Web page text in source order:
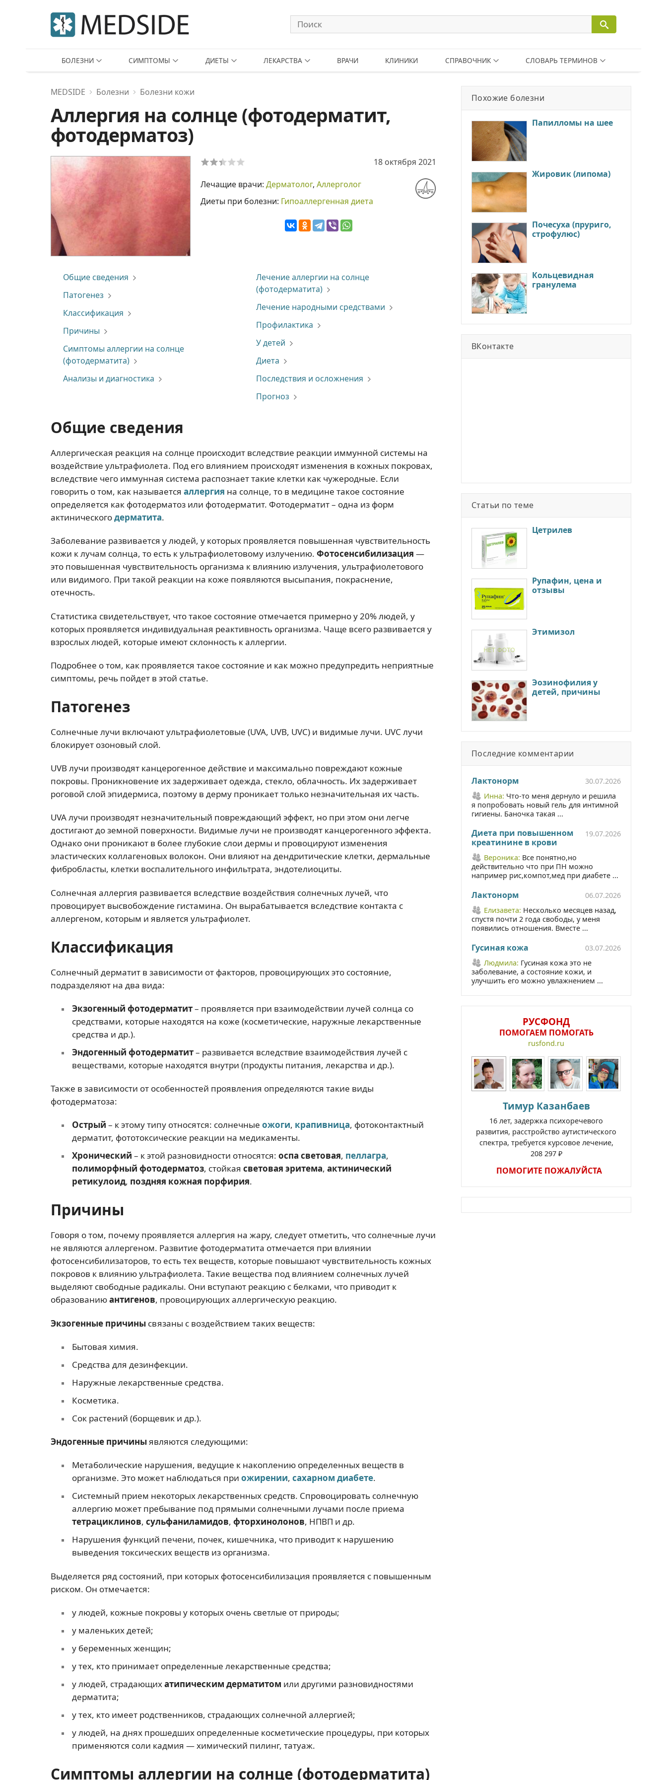
БОЛЕЗНИ СИМПТОМЫ ДИЕТЫ ЛЕКАРСТВА ВРАЧИ КЛИНИКИ СПРАВОЧНИК СЛОВАРЬ ТЕРМИНОВ
MEDSIDE Болезни Болезни кожи
Аллергия на солнце (фотодерматит,
фотодерматоз)
18 октября 2021
Лечащие врачи: Дерматолог, Аллерголог
Диеты при болезни: Гипоаллергенная диета
Общие сведения
Патогенез
Классификация
Причины
Симптомы аллергии на солнце
(фотодерматита)
Анализы и диагностика
Лечение аллергии на солнце
(фотодерматита)
Лечение народными средствами
Профилактика
У детей
Диета
Последствия и осложнения
Прогноз
Общие сведения
Аллергическая реакция на солнце происходит вследствие реакции иммунной системы на
воздействие ультрафиолета. Под его влиянием происходят изменения в кожных покровах,
вследствие чего иммунная система распознает такие клетки как чужеродные. Если
говорить о том, как называется аллергия на солнце, то в медицине такое состояние
определяется как фотодерматоз или фотодерматит. Фотодерматит – одна из форм
актиническогодерматита.
Заболевание развивается у людей, у которых проявляется повышенная чувствительность
кожи к лучам солнца, то есть к ультрафиолетовому излучению. Фотосенсибилизация —
это повышенная чувствительность организма к влиянию излучения, ультрафиолетового
или видимого. При такой реакции на коже появляются высыпания, покраснение,
отечность.
Статистика свидетельствует, что такое состояние отмечается примерно у 20% людей, у
которых проявляется индивидуальная реактивность организма. Чаще всего развивается у
взрослых людей, которые имеют склонность к аллергии.
Подробнее о том, как проявляется такое состояние и как можно предупредить неприятные
симптомы, речь пойдет в этой статье.
Патогенез
Солнечные лучи включают ультрафиолетовые (UVA, UVB, UVC) и видимые лучи. UVC лучи
блокирует озоновый слой.
UVB лучи производят канцерогенное действие и максимально повреждают кожные
покровы. Проникновение их задерживает одежда, стекло, облачность. Их задерживает
роговой слой эпидермиса, поэтому в дерму проникает только незначительная их часть.
UVA лучи производят незначительный повреждающий эффект, но при этом они легче
достигают до земной поверхности. Видимые лучи не производят канцерогенного эффекта.
Однако они проникают в более глубокие слои дермы и провоцируют изменения
эластических коллагеновых волокон. Они влияют на дендритические клетки, дермальные
фибробласты, клетки воспалительного инфильтрата, эндотелиоциты.
Солнечная аллергия развивается вследствие воздействия солнечных лучей, что
провоцирует высвобождение гистамина. Он вырабатывается вследствие контакта с
аллергеном, которым и является ультрафиолет.
Классификация
Солнечный дерматит в зависимости от факторов, провоцирующих это состояние,
подразделяют на два вида:
Экзогенный фотодерматит– проявляется при взаимодействии лучей солнца со
средствами, которые находятся на коже (косметические, наружные лекарственные
средства и др.).
Эндогенный фотодерматит– развивается вследствие взаимодействия лучей с
веществами, которые находятся внутри (продукты питания, лекарства и др.).
Также в зависимости от особенностей проявления определяются такие виды
фотодерматоза:
Острый – к этому типу относятся: солнечные ожоги, крапивница, фотоконтактный
дерматит, фототоксические реакции на медикаменты.
Хронический – к этой разновидности относятся: оспа световая, пеллагра,
полиморфный фотодерматоз, стойкая световая эритема, актинический
ретикулоид, поздняя кожная порфирия.
Причины
Говоря о том, почему проявляется аллергия на жару, следует отметить, что солнечные лучи
не являются аллергеном. Развитие фотодерматита отмечается при влиянии
фотосенсибилизаторов, то есть тех веществ, которые повышают чувствительность кожных
покровов к влиянию ультрафиолета. Такие вещества под влиянием солнечных лучей
выделяют свободные радикалы. Они вступают реакцию с белками, что приводит к
образованиюантигенов, провоцирующих аллергическую реакцию.
Экзогенные причины связаны с воздействием таких веществ:
Бытовая химия.
Средства для дезинфекции.
Наружные лекарственные средства.
Косметика.
Сок растений (борщевик и др.).
Эндогенные причиныявляются следующими:
Метаболические нарушения, ведущие к накоплению определенных веществ в
организме. Это может наблюдаться при ожирении, сахарном диабете.
Системный прием некоторых лекарственных средств. Спровоцировать солнечную
аллергию может пребывание под прямыми солнечными лучами после приема
тетрациклинов, сульфаниламидов, фторхинолонов, НПВП и др.
Нарушения функций печени, почек, кишечника, что приводит к нарушению
выведения токсических веществ из организма.
Выделяется ряд состояний, при которых фотосенсибилизация проявляется с повышенным
риском. Он отмечается:
у людей, кожные покровы у которых очень светлые от природы;
у маленьких детей;
у беременных женщин;
у тех, кто принимает определенные лекарственные средства;
у людей, страдающихатипическим дерматитом или другими разновидностями
дерматита;
у тех, кто имеет родственников, страдающих солнечной аллергией;
у людей, на днях прошедших определенные косметические процедуры, при которых
применяются соли кадмия — химический пилинг, татуаж.
Симптомы аллергии на солнце (фотодерматита)
Похожие болезни
Папилломы на шее
Жировик (липома)
Почесуха (пруриго,
строфулюс)
Кольцевидная
гранулема
ВКонтакте
Статьи по теме
Цетрилев
Рупафин, цена и
отзывы
Этимизол
Эозинофилия у
детей, причины
Последние комментарии
Лактонорм
30.07.2026
Инна: Что-то меня дернуло и решила
я попробовать новый гель для интимной
гигиены. Баночка такая ...
Диета при повышенном
креатинине в крови
19.07.2026
Вероника: Все понятно,но
действительно что при ПН можно
например рис,компот,мед при диабете ...
Лактонорм
06.07.2026
Елизавета: Несколько месяцев назад,
спустя почти 2 года свободы, у меня
появились отношения. Вместе ...
Гусиная кожа
03.07.2026
Людмила: Гусиная кожа это не
заболевание, а состояние кожи, и
улучшить его можно увлажнением ...
РУСФОНД
ПОМОГАЕМ ПОМОГАТЬ
rusfond.ru
Тимур Казанбаев
16 лет, задержка психоречевого
развития, расстройство аутистического
спектра, требуется курсовое лечение,
208 297 ₽
ПОМОГИТЕ ПОЖАЛУЙСТА